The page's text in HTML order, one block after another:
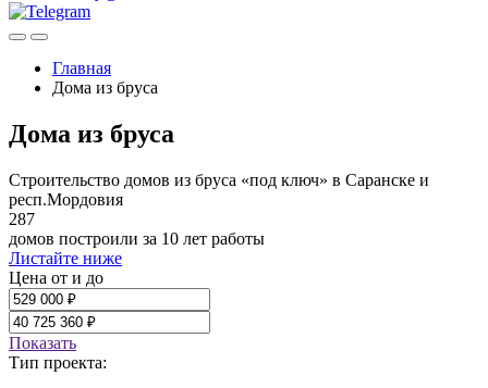
Главная
Дома из бруса
Дома из бруса
Строительство домов из бруса «под ключ» в Саранске и
респ.Мордовия
287
домов построили за 10 лет работы
Листайте ниже
Цена от и до
Показать
Тип проекта: